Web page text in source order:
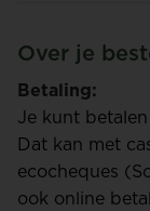
Over je
Betaling:
Je kunt
Dat kan met
ecocheques
ook online